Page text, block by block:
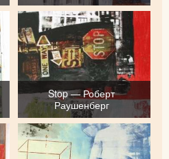
Stop — Роберт
Раушенберг